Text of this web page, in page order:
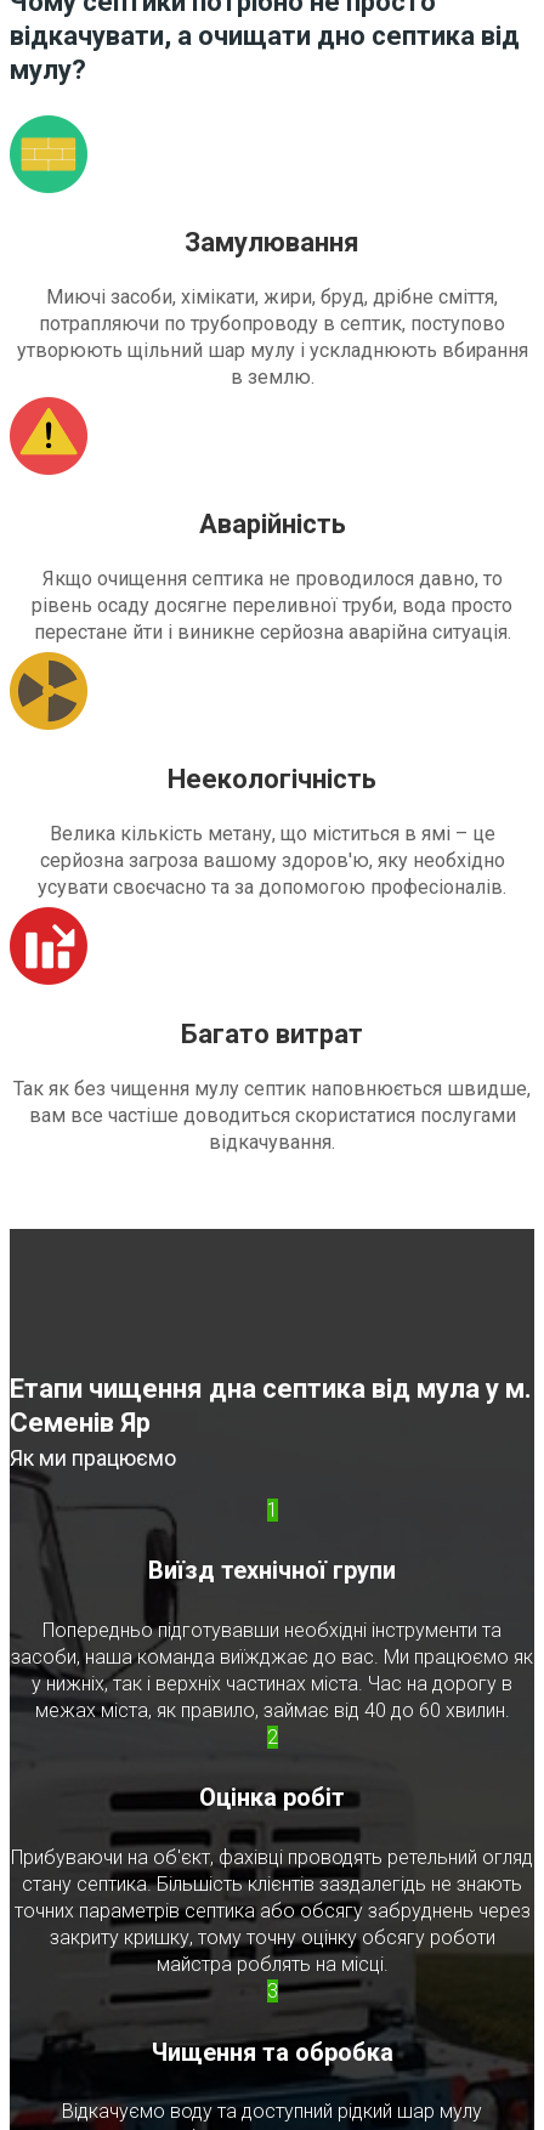
відкачувати, а очищати дно септика від
мулу?
Замулювання
Миючі засоби, хімікати, жири, бруд, дрібне сміття,
потрапляючи по трубопроводу в септик, поступово
утворюють щільний шар мулу і ускладнюють вбирання
в землю.
Аварійність
Якщо очищення септика не проводилося давно, то
рівень осаду досягне переливної труби, вода просто
перестане йти і виникне серйозна аварійна ситуація.
Неекологічність
Велика кількість метану, що міститься в ямі – це
серйозна загроза вашому здоров'ю, яку необхідно
усувати своєчасно та за допомогою професіоналів.
Багато витрат
Так як без чищення мулу септик наповнюється швидше,
вам все частіше доводиться скористатися послугами
відкачування.
Етапи чищення дна септика від мула у м.
Семенів Яр
Як ми працюємо
1
Виїзд технічної групи
Попередньо підготувавши необхідні інструменти та
засоби, наша команда виїжджає до вас. Ми працюємо як
у нижніх, так і верхніх частинах міста. Час на дорогу в
межах міста, як правило, займає від 40 до 60 хвилин.
2
Оцінка робіт
Прибуваючи на об'єкт, фахівці проводять ретельний огляд
стану септика. Більшість клієнтів заздалегідь не знають
точних параметрів септика або обсягу забруднень через
закриту кришку, тому точну оцінку обсягу роботи
майстра роблять на місці.
3
Чищення та обробка
Відкачуємо воду та доступний рідкий шар мулу